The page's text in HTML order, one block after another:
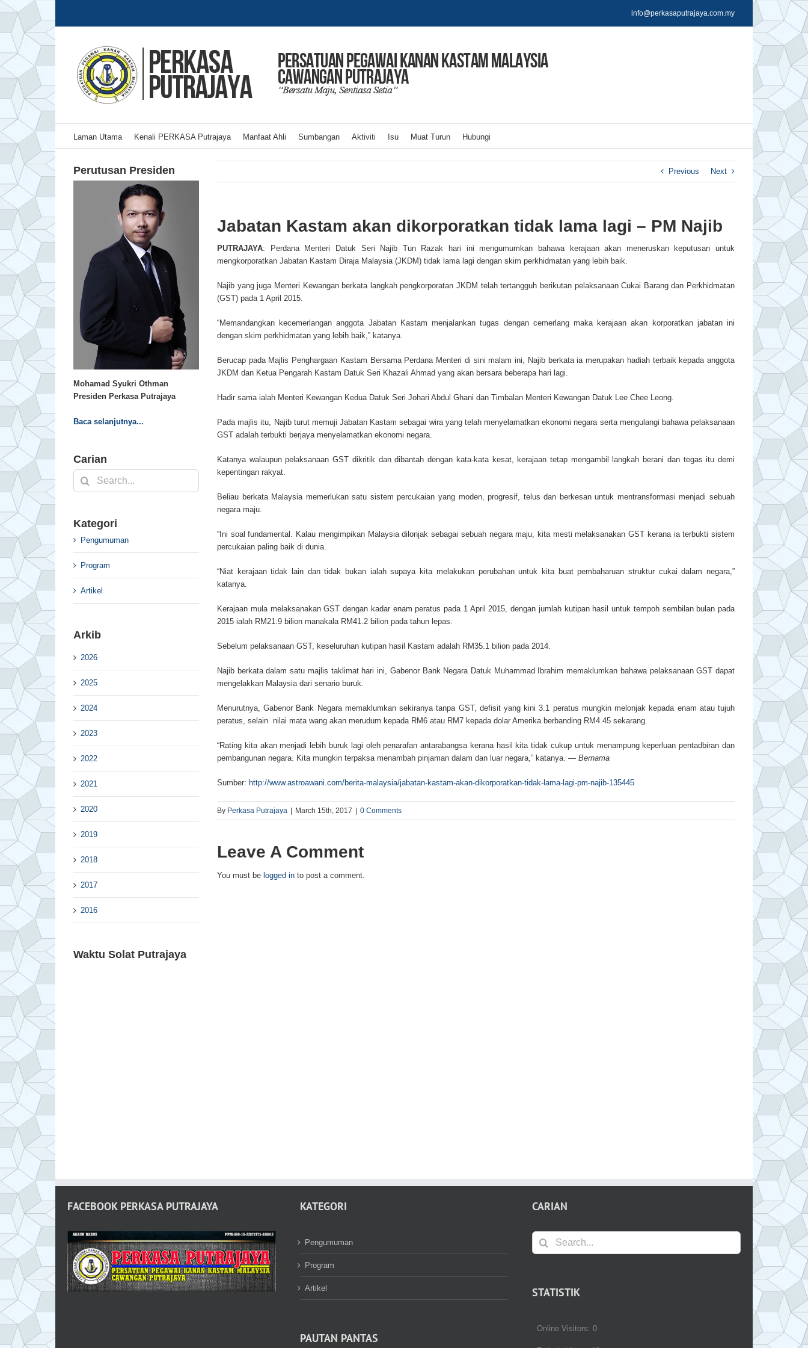
Skip
content
info@perkasaputrajaya.com.my
Laman Utama Kenali PERKASA Putrajaya Manfaat Ahli Sumbangan Aktiviti Isu Muat Turun Hubungi
Previous Next
Jabatan Kastam akan dikorporatkan tidak lama lagi – PM Najib
PUTRAJAYA: Perdana Menteri Datuk Seri Najib Tun Razak hari ini mengumumkan bahawa kerajaan akan meneruskan keputusan untuk
mengkorporatkan Jabatan Kastam Diraja Malaysia (JKDM) tidak lama lagi dengan skim perkhidmatan yang lebih baik.
Najib yang juga Menteri Kewangan berkata langkah pengkorporatan JKDM telah tertangguh berikutan pelaksanaan Cukai Barang dan Perkhidmatan
(GST) pada 1 April 2015.
“Memandangkan kecemerlangan anggota Jabatan Kastam menjalankan tugas dengan cemerlang maka kerajaan akan korporatkan jabatan ini
dengan skim perkhidmatan yang lebih baik,” katanya.
Berucap pada Majlis Penghargaan Kastam Bersama Perdana Menteri di sini malam ini, Najib berkata ia merupakan hadiah terbaik kepada anggota
JKDM dan Ketua Pengarah Kastam Datuk Seri Khazali Ahmad yang akan bersara beberapa hari lagi.
Hadir sama ialah Menteri Kewangan Kedua Datuk Seri Johari Abdul Ghani dan Timbalan Menteri Kewangan Datuk Lee Chee Leong.
Pada majlis itu, Najib turut memuji Jabatan Kastam sebagai wira yang telah menyelamatkan ekonomi negara serta mengulangi bahawa pelaksanaan
GST adalah terbukti berjaya menyelamatkan ekonomi negara.
Katanya walaupun pelaksanaan GST dikritik dan dibantah dengan kata-kata kesat, kerajaan tetap mengambil langkah berani dan tegas itu demi
kepentingan rakyat.
Beliau berkata Malaysia memerlukan satu sistem percukaian yang moden, progresif, telus dan berkesan untuk mentransformasi menjadi sebuah
negara maju.
“Ini soal fundamental. Kalau mengimpikan Malaysia dilonjak sebagai sebuah negara maju, kita mesti melaksanakan GST kerana ia terbukti sistem
percukaian paling baik di dunia.
“Niat kerajaan tidak lain dan tidak bukan ialah supaya kita melakukan perubahan untuk kita buat pembaharuan struktur cukai dalam negara,”
katanya.
Kerajaan mula melaksanakan GST dengan kadar enam peratus pada 1 April 2015, dengan jumlah kutipan hasil untuk tempoh sembilan bulan pada
2015 ialah RM21.9 bilion manakala RM41.2 bilion pada tahun lepas.
Sebelum pelaksanaan GST, keseluruhan kutipan hasil Kastam adalah RM35.1 bilion pada 2014.
Najib berkata dalam satu majlis taklimat hari ini, Gabenor Bank Negara Datuk Muhammad Ibrahim memaklumkan bahawa pelaksanaan GST dapat
mengelakkan Malaysia dari senario buruk.
Menurutnya, Gabenor Bank Negara memaklumkan sekiranya tanpa GST, defisit yang kini 3.1 peratus mungkin melonjak kepada enam atau tujuh
peratus, selain nilai mata wang akan merudum kepada RM6 atau RM7 kepada dolar Amerika berbanding RM4.45 sekarang.
“Rating kita akan menjadi lebih buruk lagi oleh penarafan antarabangsa kerana hasil kita tidak cukup untuk menampung keperluan pentadbiran dan
pembangunan negara. Kita mungkin terpaksa menambah pinjaman dalam dan luar negara,” katanya. — Bernama
Sumber: http://www.astroawani.com/berita-malaysia/jabatan-kastam-akan-dikorporatkan-tidak-lama-lagi-pm-najib-135445
By Perkasa Putrajaya March 15th, 2017 0 Comments
Leave A Comment
You must be logged in to post a comment.
Perutusan Presiden
Mohamad Syukri Othman
Presiden Perkasa Putrajaya
Baca selanjutnya...
Carian
Search
for:
Kategori
Pengumuman
Program
Artikel
Arkib
2026
2025
2024
2023
2022
2021
2020
2019
2018
2017
2016
Waktu Solat Putrajaya
FACEBOOK PERKASA PUTRAJAYA KATEGORI
Pengumuman
Program
Artikel
PAUTAN PANTAS
CARIAN
Search
for:
STATISTIK
Online Visitors:0